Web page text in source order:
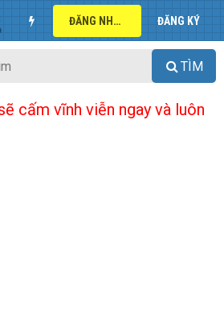
ĐĂNG NHẬP ĐĂNG KÝ
TÌM
cấm vĩnh viễn ngay và luôn